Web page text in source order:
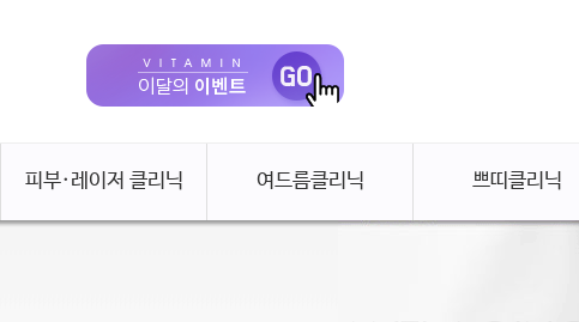
피부·레이저 클리닉 여드름클리닉 쁘띠클리닉